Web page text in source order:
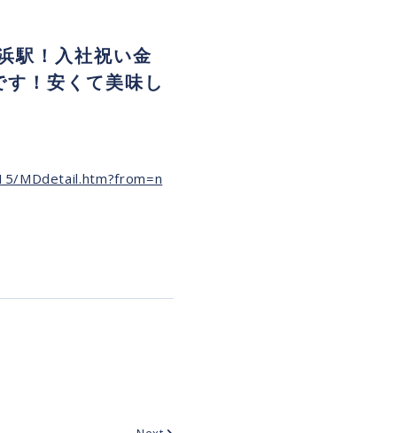
駅！入社祝い金
！安くて美味し
MDdetail.htm?from=n